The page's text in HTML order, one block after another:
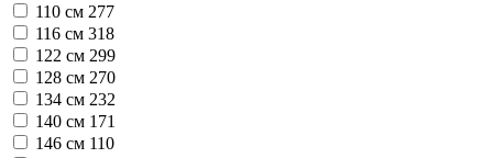
110 см 277
116 см 318
122 см 299
128 см 270
134 см 232
140 см 171
146 см 110